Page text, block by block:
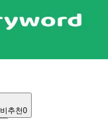
비추천0